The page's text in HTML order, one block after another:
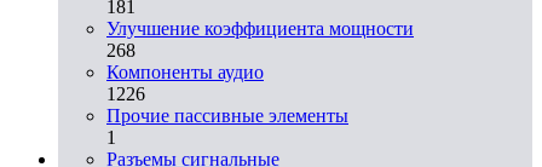
181
Улучшение коэффициента мощности
268
Компоненты аудио
1226
Прочие пассивные элементы
1
Разъeмы сигнальные